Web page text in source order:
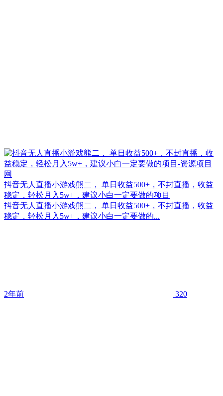
抖音无人直播小游戏熊二， 单日收益500+，不封直播，收益
稳定，轻松月入5w+，建议小白一定要做的项目
抖音无人直播小游戏熊二， 单日收益500+，不封直播，收益
稳定，轻松月入5w+，建议小白一定要做的...
2年前 320